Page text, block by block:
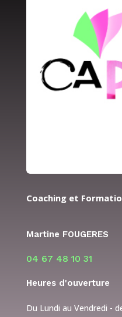
Coaching et
Martine FOUGERES
04 67 48 10 31
Heures d'ouverture
Du Lundi au Vendredi -